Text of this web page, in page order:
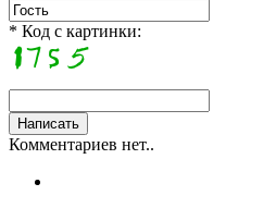
* Код с картинки:
Комментариев нет..